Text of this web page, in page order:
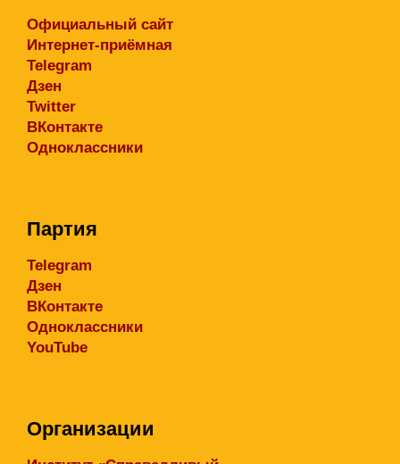
Официальный сайт
Интернет-приёмная
Telegram
Дзен
Twitter
ВКонтакте
Одноклассники
Партия
Telegram
Дзен
ВКонтакте
Одноклассники
YouTube
Организации